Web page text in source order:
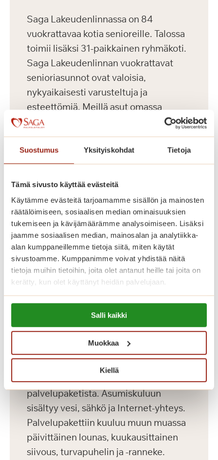
Suostumus Yksityiskohdat Tietoja
Tämä sivusto käyttää evästeitä
Käytämme evästeitä tarjoamamme sisällön ja mainosten
räätälöimiseen, sosiaalisen median ominaisuuksien
tukemiseen ja kävijämäärämme analysoimiseen. Lisäksi
jaamme sosiaalisen median, mainosalan ja analytiikka-
alan kumppaneillemme tietoja siitä, miten käytät
sivustoamme. Kumppanimme voivat yhdistää näitä
tietoja muihin tietoihin, joita olet antanut heille tai joita on
kerätty, kun olet käyttänyt heidän palvelujaan.
Lue lisää evästeistä:
https://sagacare.fi/evasteet/
Salli kaikki
Muokkaa
Kiellä
Saga Lakeudenlinnassa on 84
vuokrattavaa kotia senioreille. Talossa
toimii lisäksi 31-paikkainen ryhmäkoti.
Saga Lakeudenlinnan vuokrattavat
senioriasunnot ovat valoisia,
nykyaikaisesti varusteltuja ja
esteettömiä. Meillä asut omassa
kodissa, jonka voit sisustaa makusi
mukaan omilla tutuilla huonekaluillasi
ja tavaroillasi. Korkeatasoisissa
senioriasunnoissa on turvapuhelin,
nykyaikainen keittiö sekä esteetön
kylpyhuone. Kauniisti sisustetuista
yleistiloista löytyvät kahvila, ravintola,
kirjasto, sauna- ja allasosasto sekä
kuntosali.
Katso vapaat senioriasunnot
Koti palveluiden
keskellä
koostuvat asumiskuluista ja
palvelupaketista. Asumiskuluun
sisältyy vesi, sähkö ja Internet-yhteys.
Palvelupakettiin kuuluu muun muassa
päivittäinen lounas, kuukausittainen
siivous, turvapuhelin ja -ranneke.